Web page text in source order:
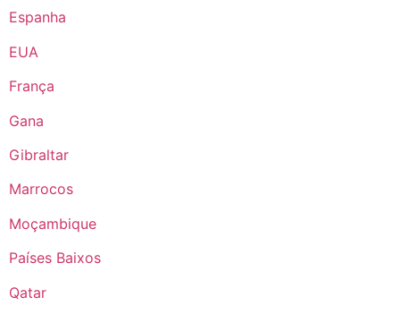
Espanha
EUA
França
Gana
Gibraltar
Marrocos
Moçambique
Países Baixos
Qatar